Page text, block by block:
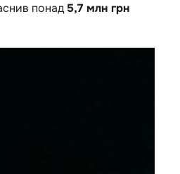
понад5,7 млн грн